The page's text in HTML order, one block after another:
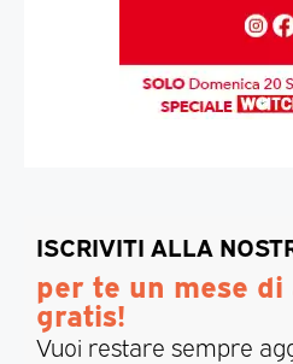
ISCRIVITI ALLA
per te un mese
gratis!
Vuoi restare sempre